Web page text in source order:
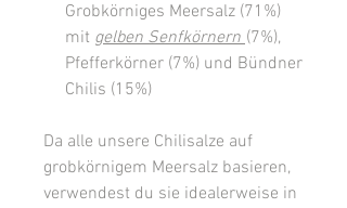
Grobkörniges Meersalz (71%)
mit gelben Senfkörnern(7%),
Pfefferkörner (7%) und Bündner
Chilis (15%)
Da alle unsere Chilisalze auf
grobkörnigem Meersalz basieren,
verwendest du sie idealerweise in